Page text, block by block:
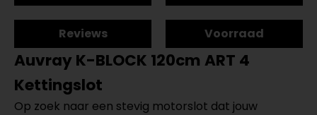
Reviews Voorraad
Auvray K-BLOCK 120cm ART 4
Kettingslot
Op zoek naar een stevig motorslot dat jouw